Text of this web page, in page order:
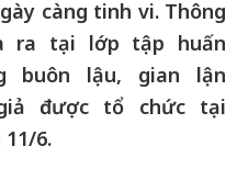
càng tinh vi. Thông
ra tại lớp tập huấn
buôn lậu, gian lận
được tổ chức tại
6.